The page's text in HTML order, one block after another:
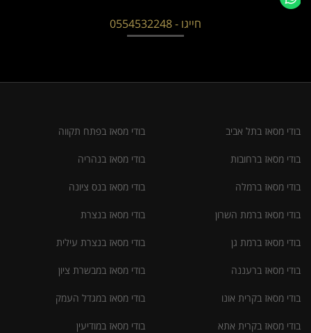
חייגו - 0554532248
בודי מסאז בתל אביב
בודי מסאז ברחובות
בודי מסאז ברמלה
בודי מסאז ברמת השרון
בודי מסאז ברמת גן
בודי מסאז ברעננה
בודי מסאז בקרית אונו
בודי מסאז בקרית אתא
בודי מסאז בפתח תקווה
בודי מסאז בנהריה
בודי מסאז בנס ציונה
בודי מסאז בנצרת
בודי מסאז בנצרת עילית
בודי מסאז במבשרת ציון
בודי מסאז במגדל העמק
בודי מסאז במודיעין